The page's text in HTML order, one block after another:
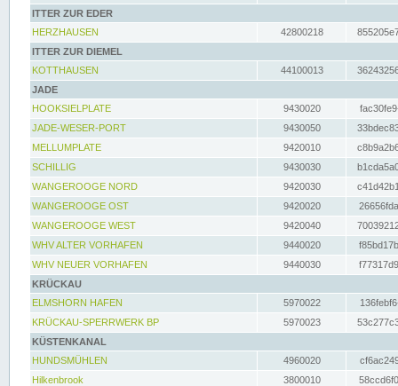
ITTER ZUR EDER
HERZHAUSEN
42800218
ITTER ZUR DIEMEL
KOTTHAUSEN
44100013
JADE
HOOKSIELPLATE
9430020
JADE-WESER-PORT
9430050
MELLUMPLATE
9420010
SCHILLIG
9430030
WANGEROOGE NORD
9420030
WANGEROOGE OST
9420020
WANGEROOGE WEST
9420040
WHV ALTER VORHAFEN
9440020
WHV NEUER VORHAFEN
9440030
KRÜCKAU
ELMSHORN HAFEN
5970022
KRÜCKAU-SPERRWERK BP
5970023
KÜSTENKANAL
HUNDSMÜHLEN
4960020
Hilkenbrook
3800010